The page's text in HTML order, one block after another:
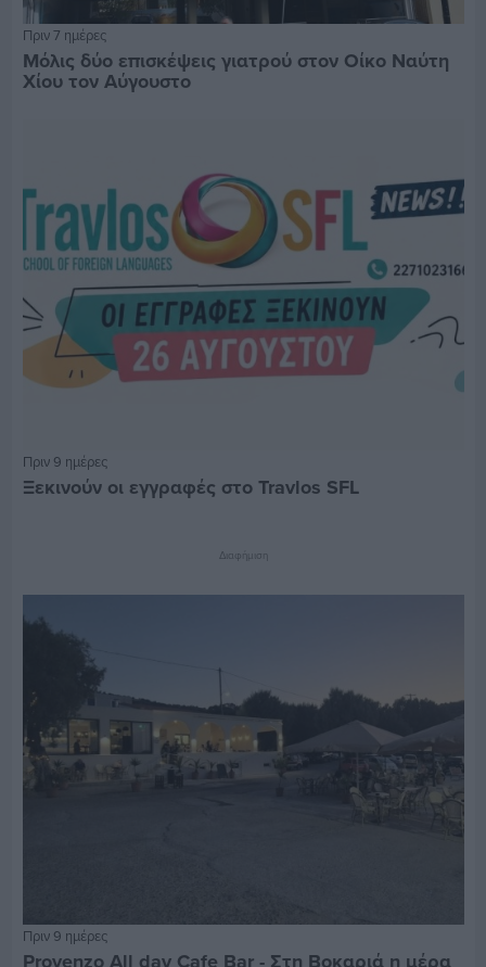
Πριν 7 ημέρες
Μόλις δύο επισκέψεις γιατρού στον Οίκο Ναύτη
Χίου τον Αύγουστο
Πριν 9 ημέρες
Ξεκινούν οι εγγραφές στο Travlos SFL
Διαφήμιση
Πριν 9 ημέρες